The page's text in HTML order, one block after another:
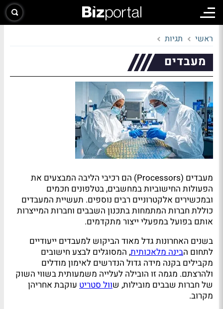
ראשי תגיות
מעבדים
מעבדים (Processors) הם רכיבי הליבה המבצעים את
הפעולות החישוביות במחשבים, בטלפונים חכמים
ובמכשירים אלקטרוניים רבים נוספים. תעשיית המעבדים
כוללת חברות המתמחות בתכנון השבבים וחברות המייצרות
אותם בפועל במפעלי ייצור מתקדמים.
בשנים האחרונות גדל מאוד הביקוש למעבדים ייעודיים
לתחום הבינה מלאכותית, המסוגלים לבצע חישובים
מקבילים בקנה מידה גדול הנדרשים לאימון מודלים
ולהרצתם. מגמה זו הובילה לעלייה משמעותית בשווי השוק
של חברות שבבים מובילות, שוול סטריט עוקבת אחריהן
מקרוב.